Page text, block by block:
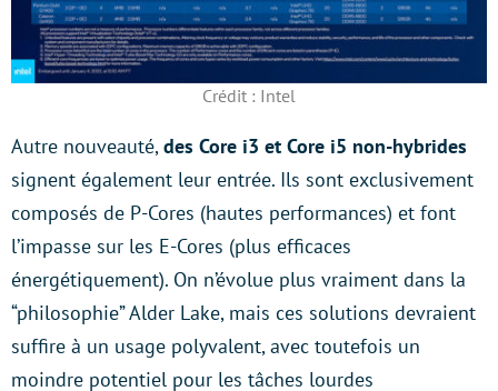
Crédit : Intel
Autre nouveauté,des Core i3 et Core i5 non-hybrides
signent également leur entrée. Ils sont exclusivement
composés de P-Cores (hautes performances) et font
l’impasse sur les E-Cores (plus efficaces
énergétiquement). On n’évolue plus vraiment dans la
“philosophie” Alder Lake, mais ces solutions devraient
suffire à un usage polyvalent, avec toutefois un
moindre potentiel pour les tâches lourdes